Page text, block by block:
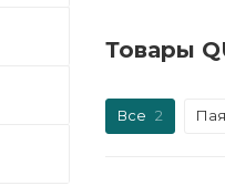
Товары
Все 2